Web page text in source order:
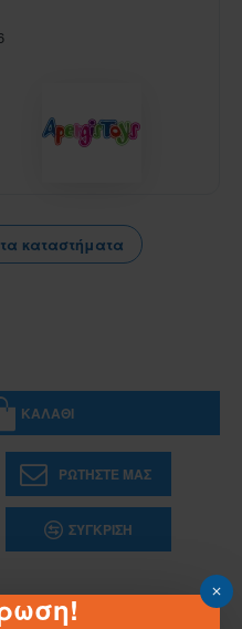
καταστήματα
ΚΑΛΆΘΙ
ΡΩΤΉΣΤΕ ΜΑΣ
ΣΎΓΚΡΙΣΗ